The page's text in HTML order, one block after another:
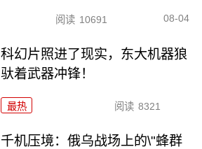
阅读 10691 08-04
科幻片照进了现实，东大机器狼
驮着武器冲锋！
最热 阅读 8321
千机压境：俄乌战场上的\"蜂群